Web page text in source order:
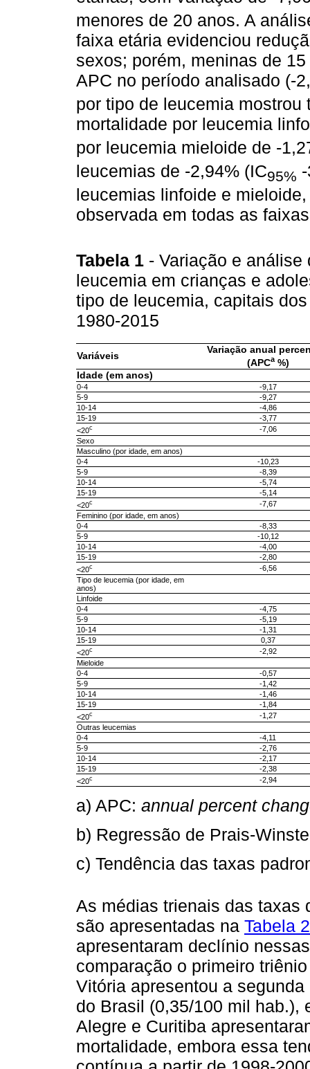
menores de 20 anos. A
faixa etária evidenciou
sexos; porém, meninas de
APC no período analisado (-
por tipo de leucemia
mortalidade por leucemia
por leucemia mieloide de -
leucemias de -2,94% (IC95%
leucemias linfoide e
observada em todas as
Tabela 1 - Variação e
leucemia em crianças e
tipo de leucemia, capitais
1980-2015
Variáveis
Variação anual
(APCa%)
Idade (em anos)
0-4
-9,17
5-9
-9,27
10-14
-4,86
15-19
-3,77
<20c
-7,06
Sexo
Masculino (por idade, em anos)
0-4
-10,23
5-9
-8,39
10-14
-5,74
15-19
-5,14
<20c
-7,67
Feminino (por idade, em anos)
0-4
-8,33
5-9
-10,12
10-14
-4,00
15-19
-2,80
<20c
-6,56
Tipo de leucemia (por idade, em
anos)
Linfoide
0-4
-4,75
5-9
-5,19
10-14
-1,31
15-19
0,37
<20c
-2,92
Mieloide
0-4
-0,57
5-9
-1,42
10-14
-1,46
15-19
-1,84
<20c
-1,27
Outras leucemias
0-4
-4,11
5-9
-2,76
10-14
-2,17
15-19
-2,38
<20c -2,94
a) APC: annual percent
b) Regressão de Prais-
c) Tendência das taxas
As médias trienais das taxas
são apresentadas na Tabela 2
apresentaram declínio
comparação o primeiro
Vitória apresentou a
do Brasil (0,35/100 mil hab.),
Alegre e Curitiba
mortalidade, embora essa